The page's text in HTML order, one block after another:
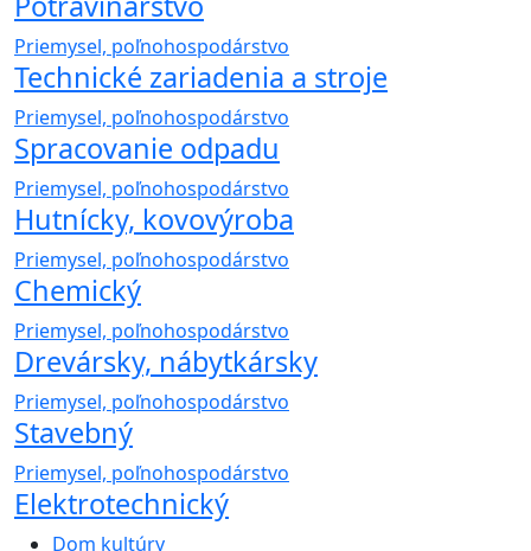
Priemysel, poľnohospodárstvo
Technické zariadenia a stroje
Priemysel, poľnohospodárstvo
Spracovanie odpadu
Priemysel, poľnohospodárstvo
Hutnícky, kovovýroba
Priemysel, poľnohospodárstvo
Chemický
Priemysel, poľnohospodárstvo
Drevársky, nábytkársky
Priemysel, poľnohospodárstvo
Stavebný
Priemysel, poľnohospodárstvo
Elektrotechnický
Dom kultúry